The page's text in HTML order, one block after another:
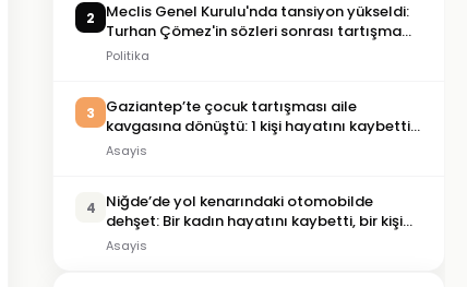
2
Meclis Genel Kurulu'nda tansiyon yükseldi:
Turhan Çömez'in sözleri sonrası tartışma
çıktı
Politika
3
Gaziantep’te çocuk tartışması aile
kavgasına dönüştü: 1 kişi hayatını kaybetti,
5 kişi yaralandı
Asayis
4
Niğde’de yol kenarındaki otomobilde
dehşet: Bir kadın hayatını kaybetti, bir kişi
ağır yaralandı
Asayis